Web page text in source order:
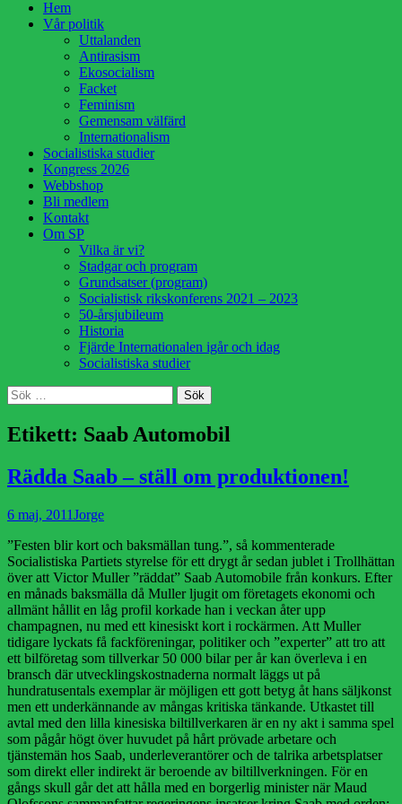
HoppaHem
Vår politik
Uttalanden
Antirasism
Ekosocialism
Facket
Feminism
Gemensam välfärd
Internationalism
Socialistiska studier
Kongress 2026
Webbshop
Bli medlem
Kontakt
Om SP
Vilka är vi?
Stadgar och program
Grundsatser (program)
Socialistisk rikskonferens 2021 – 2023
50-årsjubileum
Historia
Fjärde Internationalen igår och idag
Socialistiska studier
Sök
Sök
efter:
Etikett: Saab Automobil
Rädda Saab – ställ om produktionen!
Publicerad
6 maj, 2011 Författare
Jorge
”Festen blir kort och baksmällan tung.”, så kommenterade
Socialistiska Partiets styrelse för ett drygt år sedan jublet i Trollhättan
över att Victor Muller ”räddat” Saab Automobile från konkurs. Efter
en månads baksmälla då Muller ljugit om företagets ekonomi och
allmänt hållit en låg profil korkade han i veckan åter upp
champagnen, nu med ett kinesiskt kort i rockärmen. Att Muller
tidigare lyckats få fackföreningar, politiker och ”experter” att tro att
ett bilföretag som tillverkar 50 000 bilar per år kan överleva i en
bransch där utvecklingskostnaderna normalt läggs ut på
hundratusentals exemplar är möjligen ett gott betyg åt hans säljkonst
men ett underkännande av mångas kritiska tänkande. Utkastet till
avtal med den lilla kinesiska biltillverkaren är en ny akt i samma spel
som pågår högt över huvudet på hårt prövade arbetare och
tjänstemän hos Saab, underleverantörer och de talrika arbetsplatser
som direkt eller indirekt är beroende av biltillverkningen. För en
gångs skull går det att hålla med en borgerlig minister när Maud